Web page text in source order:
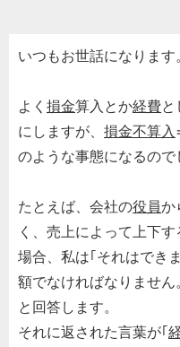
いつもお世話になります。
よく 損金算入とか経費
にしますが、 損金不算入
のような事態になるので
たとえば、会社の役員か
く、売上によって上下
場合、私は｢それはでき
額でなければなりません。
と回答します。
それに返された言葉が｢